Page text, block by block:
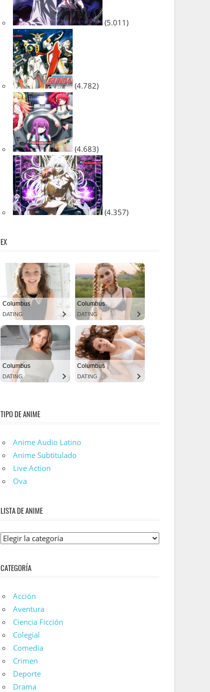
(5.011)
(4.782)
(4.683)
(4.357)
EX
TIPO DE ANIME
Anime Audio Latino
Anime Subtitulado
Live Action
Ova
LISTA DE ANIME
Lista
Anime
CATEGORÍA
Acción
Aventura
Ciencia Ficción
Colegial
Comedia
Crimen
Deporte
Drama